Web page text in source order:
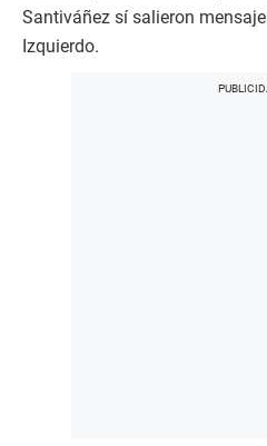
Santiváñez sí salieron
Izquierdo.